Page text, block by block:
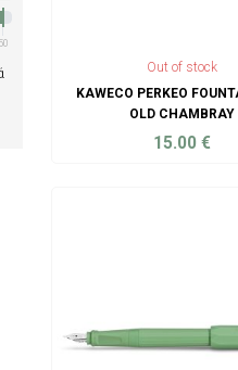
Out of stock
KAWECO PERKEO
OLD CHAMBRAY
15.00€